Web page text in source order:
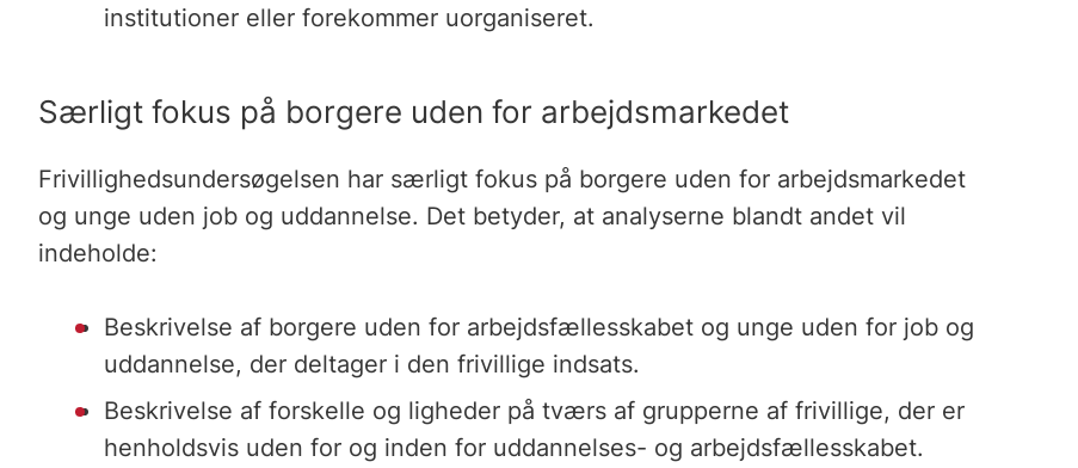
institutioner eller forekommer uorganiseret.
Særligt fokus på borgere uden for arbejdsmarkedet
Frivillighedsundersøgelsen har særligt fokus på borgere uden for arbejdsmarkedet
og unge uden job og uddannelse. Det betyder, at analyserne blandt andet vil
indeholde:
Beskrivelse af borgere uden for arbejdsfællesskabet og unge uden for job og
uddannelse, der deltager i den frivillige indsats.
Beskrivelse af forskelle og ligheder på tværs af grupperne af frivillige, der er
henholdsvis uden for og inden for uddannelses- og arbejdsfællesskabet.